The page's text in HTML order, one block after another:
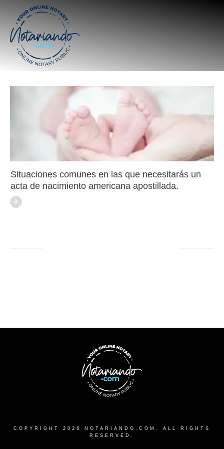
Situaciones comunes en las que necesitarás un
acta de nacimiento americana apostillada.
COPYRIGHT 2026 NOTARIANDO.COM , ALL RIGHTS
RESERVED.